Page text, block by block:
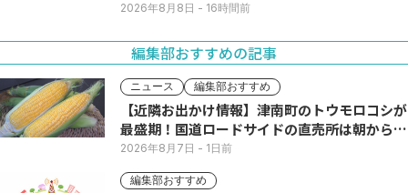
2026年8月8日 - 16時間前
編集部おすすめの記事
ニュース 編集部おすすめ
【近隣お出かけ情報】津南町のトウモロコシが
最盛期！国道ロードサイドの直売所は朝から長
い列
2026年8月7日 - 1日前
編集部おすすめ